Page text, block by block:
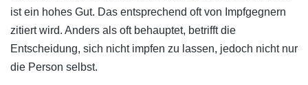
ist ein hohes Gut. Das entsprechend oft von Impfgegnern
zitiert wird. Anders als oft behauptet, betrifft die
Entscheidung, sich nicht impfen zu lassen, jedoch nicht nur
die Person selbst.